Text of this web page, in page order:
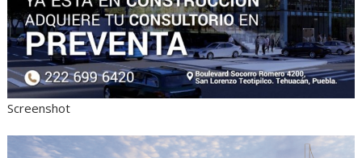
Screenshot